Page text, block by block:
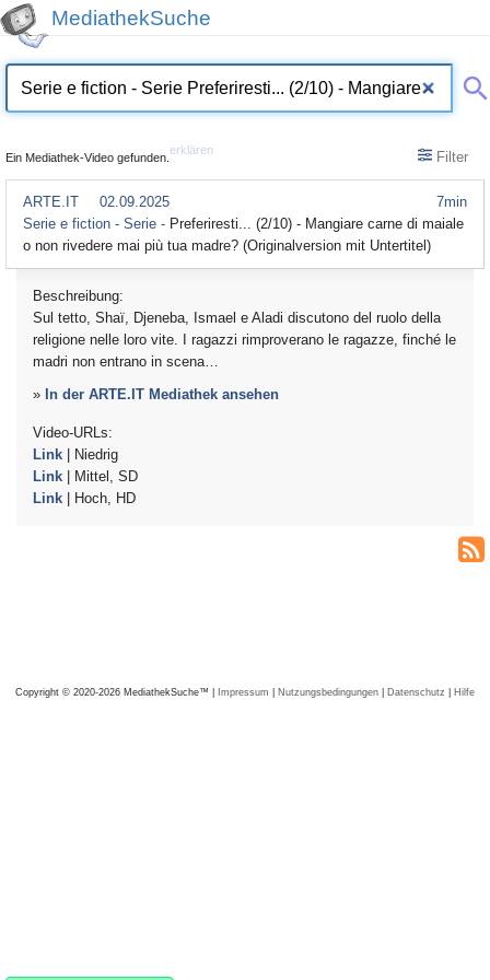
MediathekSuche
Ein Mediathek-Video gefunden.
erklären Filter
7min
ARTE.IT
02.09.2025
Serie e fiction - Serie - Preferiresti... (2/10) - Mangiare carne di maiale
o non rivedere mai più tua madre? (Originalversion mit Untertitel)
Beschreibung:
Sul tetto, Shaï, Djeneba, Ismael e Aladi discutono del ruolo della
religione nelle loro vite. I ragazzi rimproverano le ragazze, finché le
madri non entrano in scena…
» In der ARTE.IT Mediathek ansehen
Video-URLs:
Link | Niedrig
Link | Mittel, SD
Link | Hoch, HD
Copyright © 2020-2026 MediathekSuche™ | Impressum | Nutzungsbedingungen | Datenschutz | Hilfe